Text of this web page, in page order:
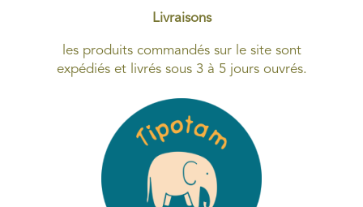
Livraisons
les produits commandés sur le site sont
expédiés et livrés sous 3 à 5 jours ouvrés.